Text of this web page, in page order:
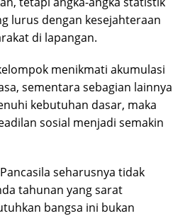
lurus dengan kesejahteraan
di lapangan.
menikmati akumulasi
sementara sebagian lainnya
kebutuhan dasar, maka
sosial menjadi semakin
seharusnya tidak
tahunan yang sarat
bangsa ini bukan